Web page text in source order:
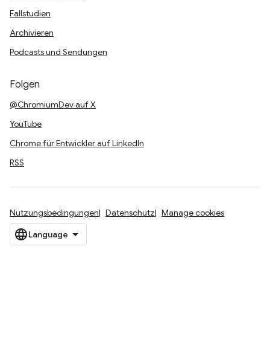
Fallstudien
Archivieren
Podcasts und Sendungen
Folgen
@ChromiumDev auf X
YouTube
Chrome für Entwickler auf LinkedIn
RSS
Nutzungsbedingungen Datenschutz Manage cookies